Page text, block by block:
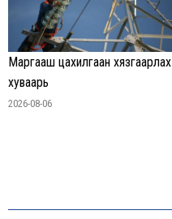
Маргааш цахилгаан хязгаарлах
хуваарь
2026-08-06